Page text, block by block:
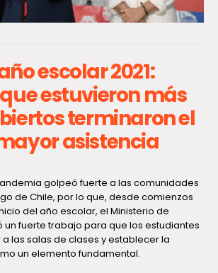
escolar 2021:
estuvieron más
terminaron el
asistencia
golpeó fuerte a las comunidades
de Chile, por lo que, desde comienzos
del año escolar, el Ministerio de
un fuerte trabajo para que los estudiantes
las salas de clases y establecer la
un elemento fundamental.